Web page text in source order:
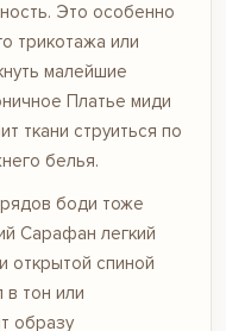
Это особенно
трикотажа или
малейшие
Платье миди
ткани струиться по
белья.
боди тоже
Сарафан легкий
открытой спиной
тон или
образу